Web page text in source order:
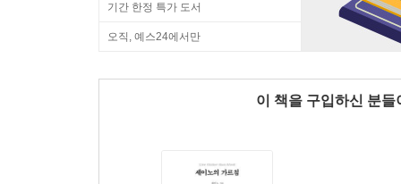
기간 한정 특가 도서
오직, 예스24에서만
이 책을 구입하신 분